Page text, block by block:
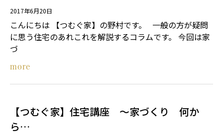
2017年6月20日
こんにちは 【つむぐ家】の野村です。 一般の方が疑問
に思う住宅のあれこれを解説するコラムです。 今回は家
づ
more
【つむぐ家】住宅講座 ～家づくり 何か
ら…